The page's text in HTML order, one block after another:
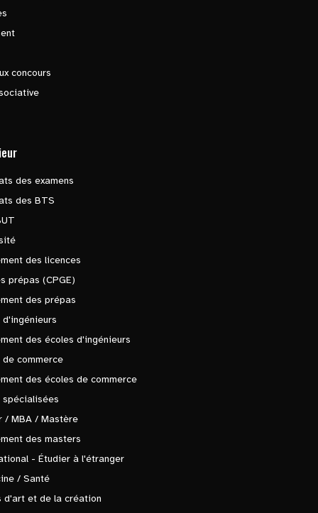
concours
des examens
des BTS
des licences
prépas (CPGE)
des prépas
d'ingénieurs
des écoles d'ingénieurs
de commerce
des écoles de commerce
spécialisées
/ MBA / Mastère
des masters
- Étudier à l'étranger
/ Santé
d'art et de la création